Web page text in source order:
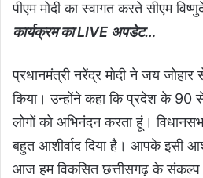
पीएम मोदी का स्वागत करते सीएम
कार्यक्रम का LIVE अपडेट…
प्रधानमंत्री नरेंद्र मोदी ने जय
किया। उन्होंने कहा कि प्रदेश के 90
लोगों को अभिनंदन करता हूं।
बहुत आशीर्वाद दिया है। आपके इसी
आज हम विकसित छत्तीसगढ़ के